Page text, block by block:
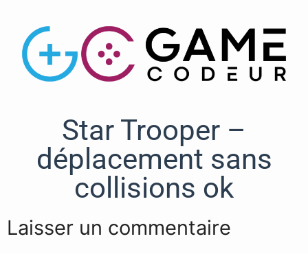
Star Trooper –
déplacement sans
collisions ok
Laisser un commentaire